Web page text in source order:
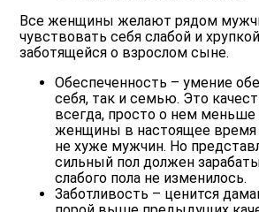
Все женщины желают рядом
чувствовать себя слабой и
заботящейся о взрослом сыне.
Обеспеченность – умение
себя, так и семью. Это
всегда, просто о нем меньше
женщины в настоящее время
не хуже мужчин. Но
сильный пол должен
слабого пола не изменилось.
Заботливость – ценится